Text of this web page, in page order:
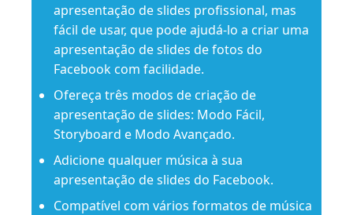
apresentação de slides profissional, mas
fácil de usar, que pode ajudá-lo a criar uma
apresentação de slides de fotos do
Facebook com facilidade.
Ofereça três modos de criação de
apresentação de slides: Modo Fácil,
Storyboard e Modo Avançado.
Adicione qualquer música à sua
apresentação de slides do Facebook.
Compatível com vários formatos de música